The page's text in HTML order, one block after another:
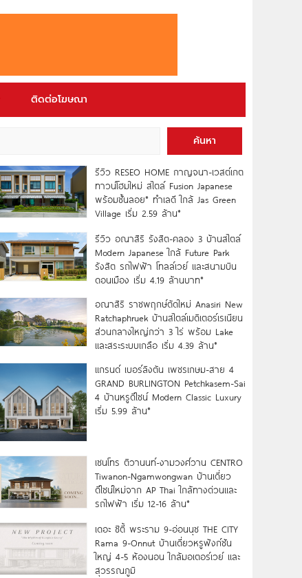
ติดต่อโฆษณา
ค้นหา
รีวิว RESEO HOME กาญจนา-เวสต์เกต
ทาวน์โฮมใหม่ สไตล์ Fusion Japanese
พร้อมชั้นลอย* ทำเลดี ใกล้ Jas Green
Village เริ่ม 2.59 ล้าน*
รีวิว อณาสิริ รังสิต-คลอง 3 บ้านสไตล์
Modern Japanese ใกล้ Future Park
รังสิต รถไฟฟ้า โทลล์เวย์ และสนามบิน
ดอนเมือง เริ่ม 4.19 ล้านบาท*
อณาสิริ ราชพฤกษ์ตัดใหม่ Anasiri New
Ratchaphruek บ้านสไตล์เมดิเตอร์เรเนียน
ส่วนกลางใหญ่กว่า 3 ไร่ พร้อม Lake
และสระระบบเกลือ เริ่ม 4.39 ล้าน*
แกรนด์ เบอร์ลิงตัน เพชรเกษม-สาย 4
GRAND BURLINGTON Petchkasem-Sai
4 บ้านหรูดีไซน์ Modern Classic Luxury
เริ่ม 5.99 ล้าน*
เซนโทร ติวานนท์-งามวงศ์วาน CENTRO
Tiwanon-Ngamwongwan บ้านเดี่ยว
ดีไซน์ใหม่จาก AP Thai ใกล้ทางด่วนและ
รถไฟฟ้า เริ่ม 12-16 ล้าน*
เดอะ ซิตี้ พระราม 9-อ่อนนุช THE CITY
Rama 9-Onnut บ้านเดี่ยวหรูฟังก์ชัน
ใหญ่ 4-5 ห้องนอน ใกล้มอเตอร์เวย์ และ
สุวรรณภูมิ